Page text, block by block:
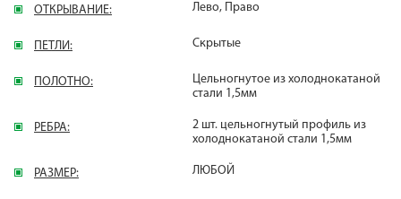
ОТКРЫВАНИЕ: Лево, Право
ПЕТЛИ: Скрытые
ПОЛОТНО:
Цельногнутое из холоднокатаной
стали 1,5мм
РЕБРА:
2 шт. цельногнутый профиль из
холоднокатаной стали 1,5мм
РАЗМЕР: ЛЮБОЙ